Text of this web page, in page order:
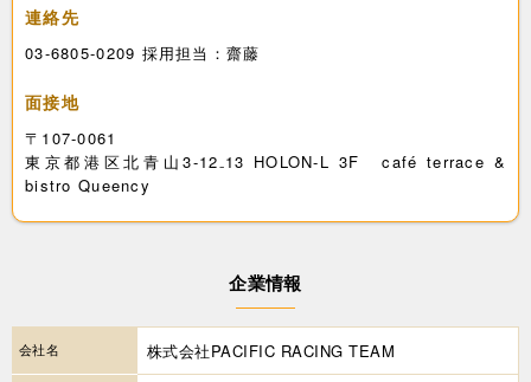
連絡先
03-6805-0209 採用担当：齋藤
面接地
〒107-0061
東京都港区北青山3-12₋13 HOLON-L 3F café terrace &
bistro Queency
企業情報
会社名 株式会社PACIFIC RACING TEAM